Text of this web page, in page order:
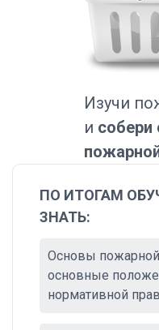
Изучи
и собери
ПО ИТОГАМ
ЗНАТЬ:
Основы пожарной
основные
нормативной